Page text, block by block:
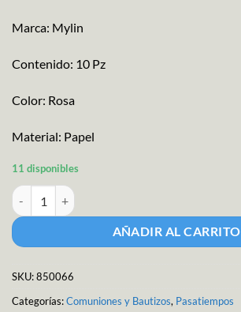
Marca: Mylin
Contenido: 10 Pz
Color: Rosa
Material: Papel
11 disponibles
Juego Baby Shower Papilla cantidad
AÑADIR AL CARRITO
SKU:850066
Categorías:Comuniones y Bautizos, Pasatiempos